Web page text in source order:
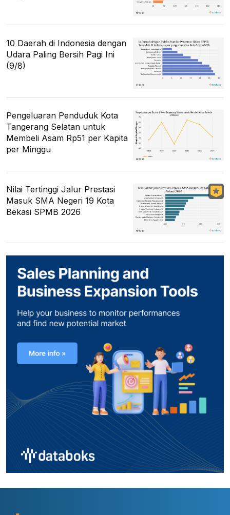
10 Daerah di Indonesia dengan
Udara Paling Bersih Pagi Ini
(9/8)
Pengeluaran Penduduk Kota
Tangerang Selatan untuk
Membeli Asam Rp51 per Kapita
per Minggu
Nilai Tertinggi Jalur Prestasi
Masuk SMA Negeri 19 Kota
Bekasi SPMB 2026